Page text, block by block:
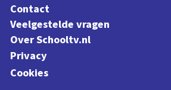
Contact
Veelgestelde vragen
Over Schooltv.nl
Privacy
Cookies